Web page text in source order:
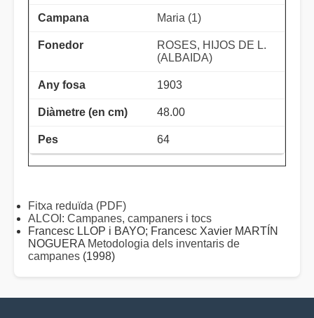
Maria (1)
ROSES, HIJOS DE L.
(ALBAIDA)
1903
48.00
64
Fitxa reduïda (PDF)
ALCOI: Campanes, campaners i tocs
Francesc LLOP i BAYO; Francesc Xavier MARTÍN
NOGUERA Metodologia dels inventaris de
campanes (1998)